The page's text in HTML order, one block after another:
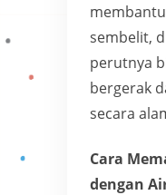
sembelit,
perutnya
bergerak
secara
Cara
dengan